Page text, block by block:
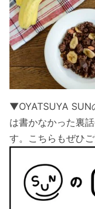
▼OYATSUYA SUN
は書かなかった裏
す。こちらもぜひ